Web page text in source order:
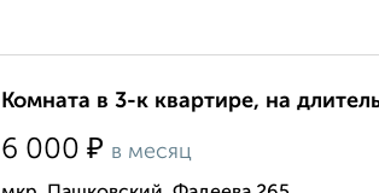
Комната в 3-к квартире, на
6 000 ₽ в месяц